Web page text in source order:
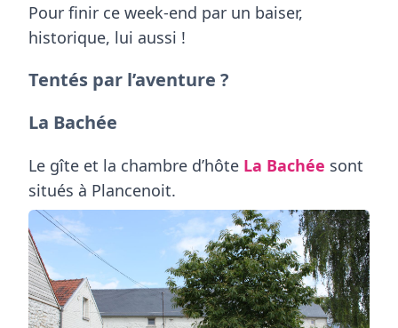
Pour finir ce week-end par un baiser,
historique, lui aussi !
Tentés par l’aventure ?
La Bachée
Le gîte et la chambre d’hôte La Bachée sont
situés à Plancenoit.